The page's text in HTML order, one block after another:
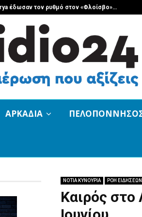
έδωσαν τον ρυθμό στον «Φλοίσβο»…
ΑΡΚΑΔΙΑ
ΝΟΤΙΑ ΚΥΝΟΥΡΙΑ ΡΟΗ ΕΙΔΗΣΕΩΝ
Καιρός